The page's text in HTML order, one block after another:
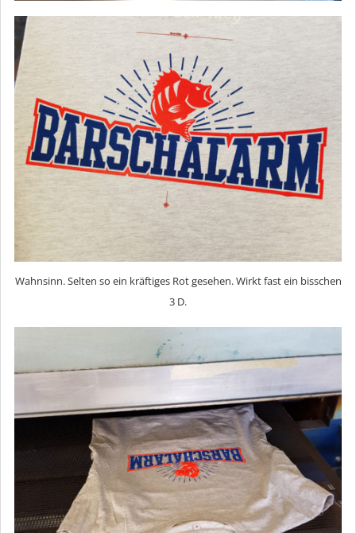
Wahnsinn. Selten so ein kräftiges Rot gesehen. Wirkt fast ein bisschen
3 D.